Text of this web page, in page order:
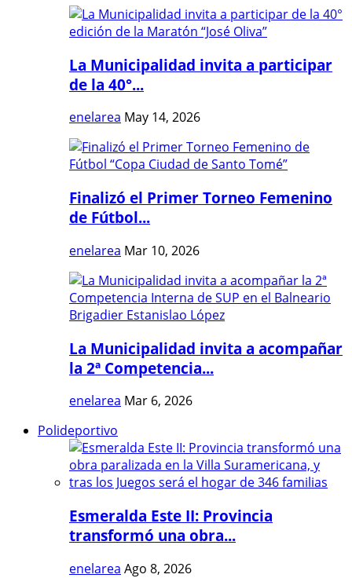
La Municipalidad invita a participar
de la 40°...
enelarea May 14, 2026
Finalizó el Primer Torneo Femenino
de Fútbol...
enelarea Mar 10, 2026
La Municipalidad invita a acompañar
la 2ª Competencia...
enelarea Mar 6, 2026
Polideportivo
Esmeralda Este II: Provincia
transformó una obra...
enelarea Ago 8, 2026